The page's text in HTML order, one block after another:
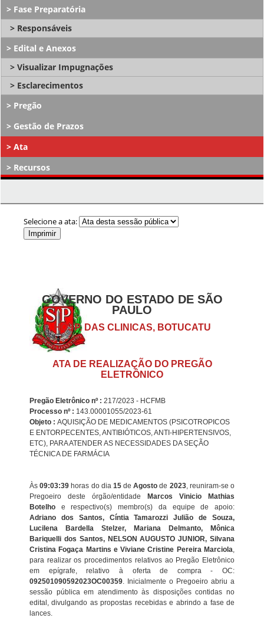
Fase Preparatória
Responsáveis
Edital e Anexos
Visualizar Impugnações
Esclarecimentos
Pregão
Gestão de Prazos
Ata
Recursos
Selecione a ata:
GOVERNO DO ESTADO DE SÃO
PAULO
HOSP. DAS CLINICAS, BOTUCATU
ATA DE REALIZAÇÃO DO PREGÃO
ELETRÔNICO
Pregão Eletrônico nº : 217/2023 - HCFMB
Processo nº : 143.00001055/2023-61
Objeto : AQUISIÇÃO DE MEDICAMENTOS (PSICOTROPICOS
E ENTORPECENTES, ANTIBIÓTICOS, ANTI-HIPERTENSIVOS,
ETC), PARA ATENDER AS NECESSIDADES DA SEÇÃO
TÉCNICA DE FARMÁCIA
Às09:03:39 horas do dia 15deAgosto de 2023, reuniram-se o
Pregoeiro deste órgão/entidade
Marcos Vinicio Mathias
Botelho e respectivo(s) membro(s) da equipe de apoio:
Adriano dos Santos, Cíntia Tamarozzi Julião de Souza,
Lucilena Bardella Stelzer, Mariana Delmanto, Mônica
Bariquelli dos Santos, NELSON AUGUSTO JUNIOR, Silvana
Cristina Fogaça Martins e Viviane Cristine Pereira Marciola,
para realizar os procedimentos relativos ao Pregão Eletrônico
em epígrafe, relativo à oferta de compra - OC:
092501090592023OC00359. Inicialmente o Pregoeiro abriu a
sessão pública em atendimento às disposições contidas no
edital, divulgando as propostas recebidas e abrindo a fase de
lances.